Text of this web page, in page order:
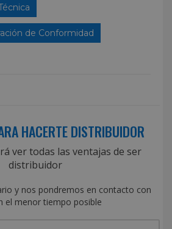
de Conformidad
HACERTE DISTRIBUIDOR
ver todas las ventajas de ser
distribuidor
y nos pondremos en contacto con
el menor tiempo posible